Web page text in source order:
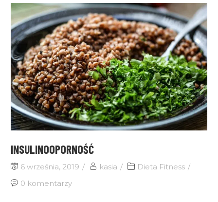
INSULINOOPORNOŚĆ
6 września, 2019 kasia
Dieta Fitness
0 komentarzy